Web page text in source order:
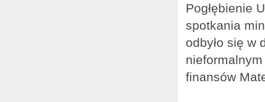
Pogłębienie
spotkania
odbyło się w
finansów